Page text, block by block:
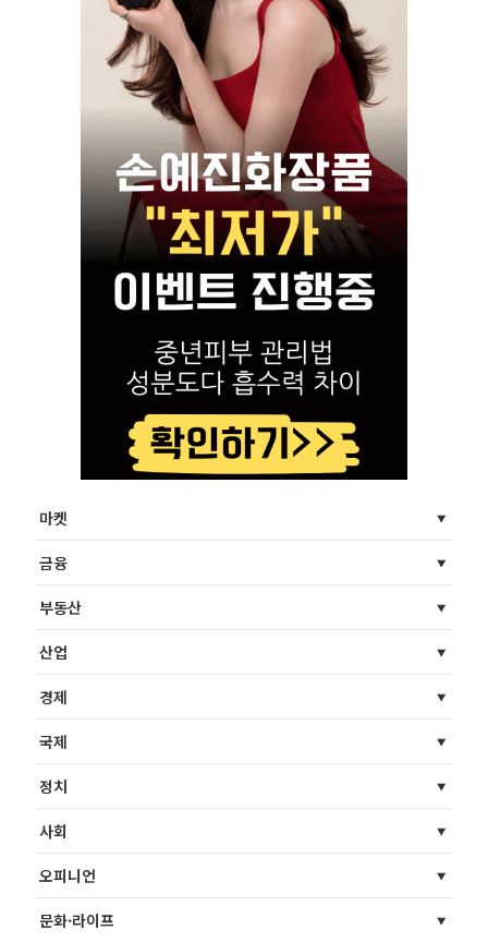
마켓
금융
부동산
산업
경제
국제
정치
사회
오피니언
문화·라이프